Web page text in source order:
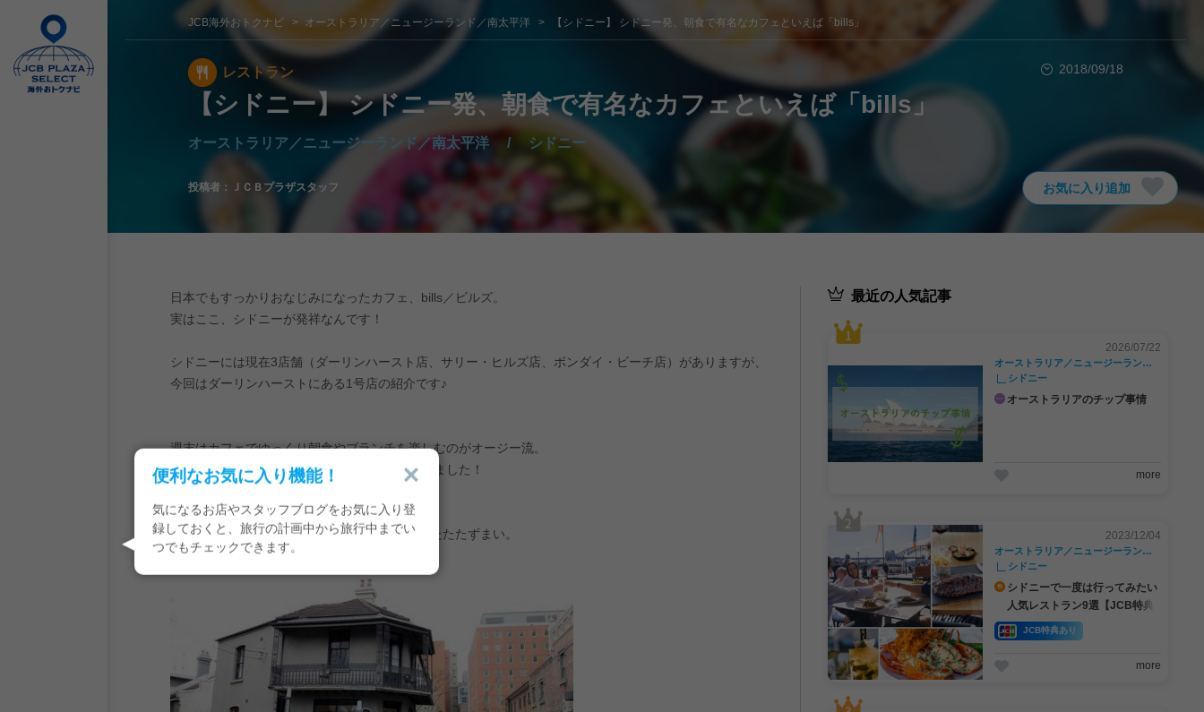
便利なお気に入り機能！
気になるお店やスタッフブログをお気に入り登
録しておくと、旅行の計画中から旅行中までい
つでもチェックできます。
JCB海外おトクナビ オーストラリア／ニュージーランド／南太平洋 【シドニー】 シドニー発、朝食で有名なカフェといえば「bills」
レストラン 2018/09/18
【シドニー】 シドニー発、朝食で有名なカフェといえば「bills」
オーストラリア／ニュージーランド／南太平洋 / シドニー
投稿者： ＪＣＢプラザスタッフ お気に入り追加
日本でもすっかりおなじみになったカフェ、bills／ビルズ。
実はここ、シドニーが発祥なんです！
シドニーには現在3店舗（ダーリンハースト店、サリー・ヒルズ店、ボンダイ・ビーチ店）がありますが、
今回はダーリンハーストにある1号店の紹介です♪
週末はカフェでゆっくり朝食やブランチを楽しむのがオージー流。
ということで、週末にブランチをしにやってきました！
25年前にオープンした1号店はこぢんまりとしたたたずまい。
最近の人気記事
2026/07/22
オーストラリア／ニュージーランド／南太平洋
シドニー
オーストラリアのチップ事情
more
2023/12/04
オーストラリア／ニュージーランド／南太平洋
シドニー
シドニーで一度は行ってみたい
人気レストラン9選【JCB特典
情報あり】
JCB特典あり
more